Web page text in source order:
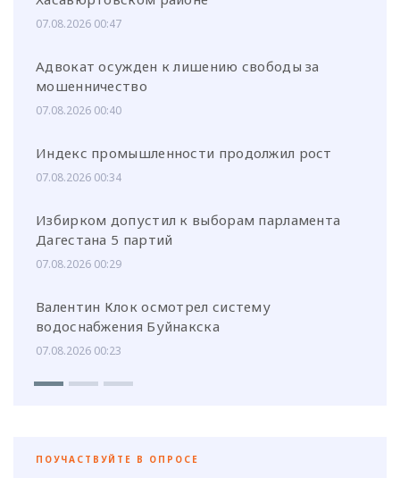
07.08.2026 00:47
Адвокат осужден к лишению свободы за
мошенничество
07.08.2026 00:40
Индекс промышленности продолжил рост
07.08.2026 00:34
Избирком допустил к выборам парламента
Дагестана 5 партий
07.08.2026 00:29
Валентин Клок осмотрел систему
водоснабжения Буйнакска
07.08.2026 00:23
ПОУЧАСТВУЙТЕ В ОПРОСЕ